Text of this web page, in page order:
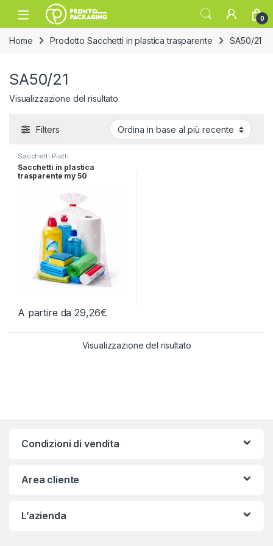
Skip to navigation
Skip to content
Open 0
Home Prodotto Sacchetti in plastica trasparente SA50/21
SA50/21
Visualizzazione del risultato
Filters
Sacchetti Piatti
Sacchetti in plastica
trasparente my 50
A partire da29,26€
Questo prodotto ha più varianti. Le opzioni possono essere
Visualizzazione del risultato
Condizioni di vendita
Area cliente
L’azienda